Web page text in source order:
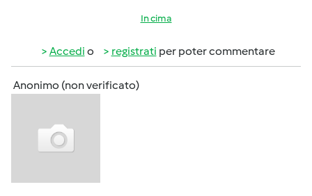
In cima
Accedi o registrati per poter commentare
Anonimo (non verificato)